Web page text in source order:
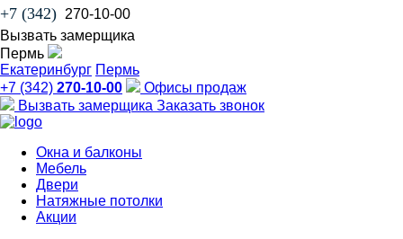
+7 (342) 270-10-00
Вызвать замерщика
Пермь
Екатеринбург Пермь
+7 (342) 270-10-00
Офисы продаж
Вызвать замерщика Заказать звонок
Окна и балконы
Мебель
Двери
Натяжные потолки
Акции